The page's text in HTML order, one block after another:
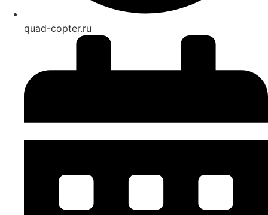
quad-copter.ru